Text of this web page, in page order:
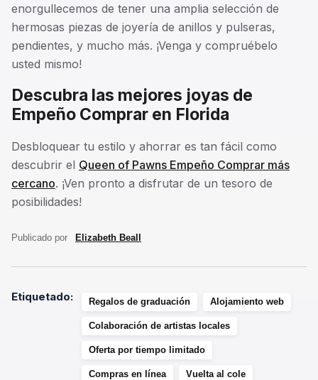
enorgullecemos de tener una amplia selección de
hermosas piezas de joyería de anillos y pulseras,
pendientes, y mucho más. ¡Venga y compruébelo
usted mismo!
Descubra las mejores joyas de
Empeño Comprar en Florida
Desbloquear tu estilo y ahorrar es tan fácil como
descubrir el Queen of Pawns Empeño Comprar más
cercano. ¡Ven pronto a disfrutar de un tesoro de
posibilidades!
Publicado por Elizabeth Beall
Etiquetado: Regalos de graduación Alojamiento web
Colaboración de artistas locales
Oferta por tiempo limitado
Compras en línea Vuelta al cole